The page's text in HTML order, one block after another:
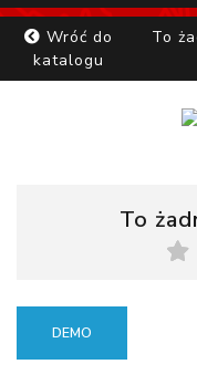
Mangi
Wróć do
katalogu
To
To
DEMO